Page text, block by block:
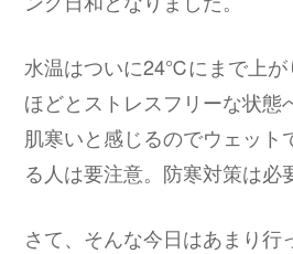
水温はついに24℃にまで上が
ほどとストレスフリーな状態
肌寒いと感じるのでウェット
る人は要注意。防寒対策は必
さて、そんな今日はあまり行